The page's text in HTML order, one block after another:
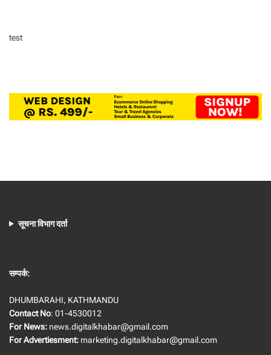
test
सूचना विभाग दर्ता
सम्पर्क:
DHUMBARAHI, KATHMANDU
Contact No: 01-4530012
For News: news.digitalkhabar@gmail.com
For Advertiesment: marketing.digitalkhabar@gmail.com